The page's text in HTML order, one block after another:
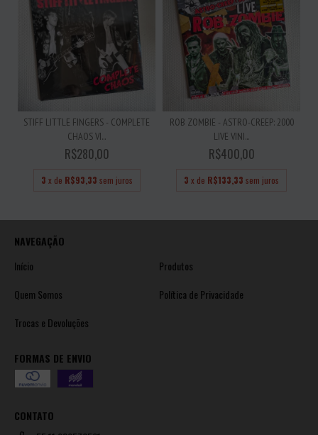
STIFF LITTLE FINGERS - COMPLETE
CHAOS VI...
R$280,00
3 x de R$93,33 sem juros
ROB ZOMBIE - ASTRO-CREEP: 2000
LIVE VINI...
R$400,00
3 x de R$133,33 sem juros
NAVEGAÇÃO
Início
Produtos
Quem Somos
Política de Privacidade
Trocas e Devoluções
FORMAS DE ENVIO
CONTATO